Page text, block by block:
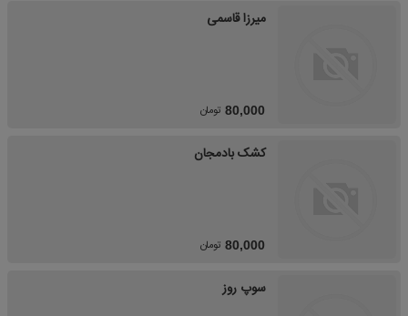
میرزا قاسمی
80,000 تومان
کشک بادمجان
80,000 تومان
سوپ روز